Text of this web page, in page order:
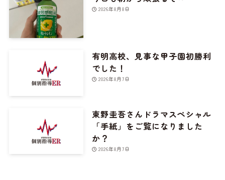
2026年8月8日
有明高校、見事な甲子園初勝利
でした！
2026年8月7日
東野圭吾さんドラマスペシャル
「手紙」をご覧になりました
か？
2026年8月7日